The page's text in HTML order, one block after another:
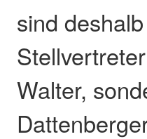
sind
Walter,